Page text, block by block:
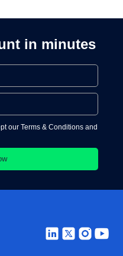
in minutes
our Terms & Conditions and